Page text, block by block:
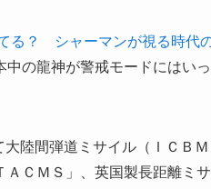
る？ シャーマンが視る時代
の龍神が警戒モードにはいっ
陸間弾道ミサイル（ＩＣＢ
ＣＭＳ」、英国製長距離ミ